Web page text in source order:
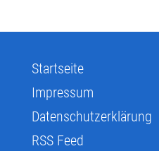
Startseite
Impressum
Datenschutzerklärung
RSS Feed